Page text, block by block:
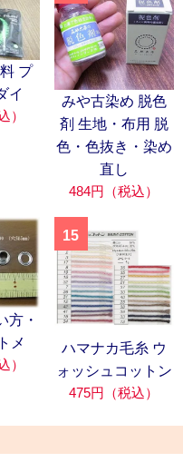
プ
イ
）
みや古染め 脱色
剤 生地・布用 脱
色・色抜き・染め
直し
484円（税込）
方・
メ
）
15
ハマナカ毛糸 ウ
ォッシュコットン
475円（税込）